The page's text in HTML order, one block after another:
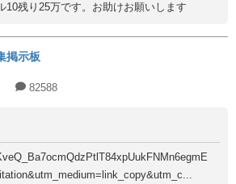
10残り25万です。お助けお願いします
掲示板
82588